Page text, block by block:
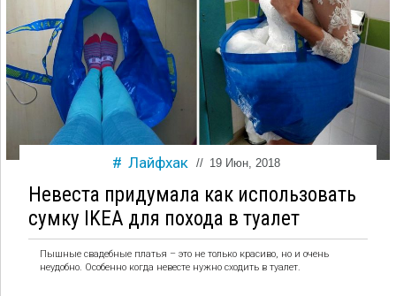
Лайфхак // 19 Июн, 2018
Невеста придумала как использовать
сумку IKEA для похода в туалет
Пышные свадебные платья – это не только красиво, но и очень
неудобно. Особенно когда невесте нужно сходить в туалет.